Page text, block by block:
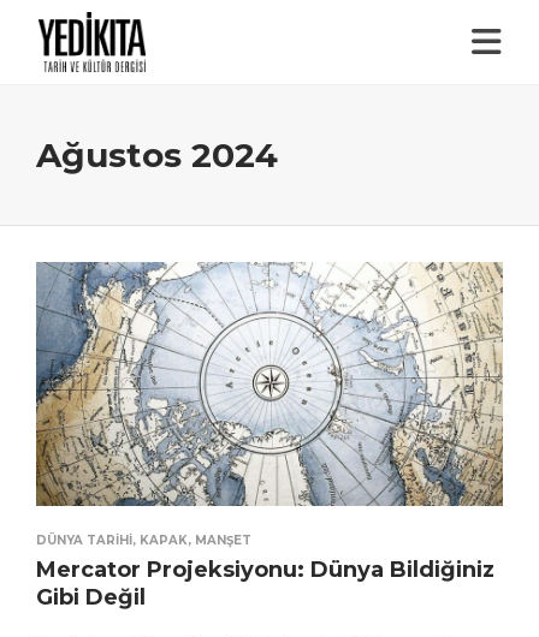
Ağustos 2024
DÜNYA TARIHI, KAPAK, MANŞET
Mercator Projeksiyonu: Dünya Bildiğiniz
Gibi Değil